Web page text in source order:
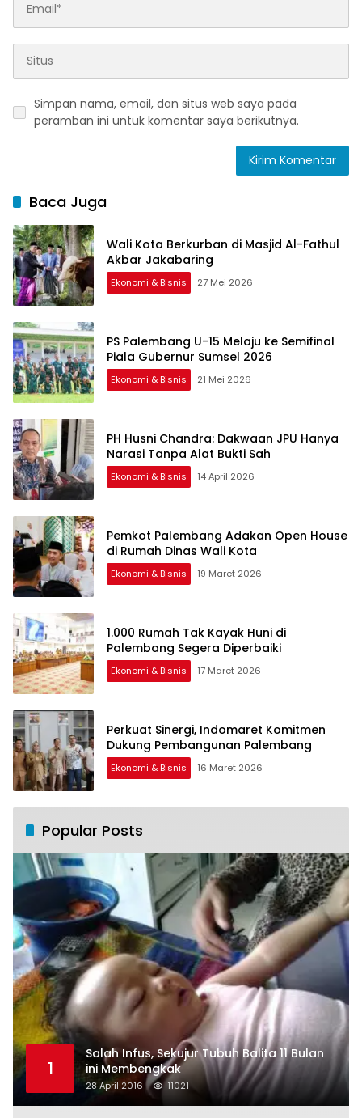
Simpan nama, email, dan situs web saya pada
peramban ini untuk komentar saya berikutnya.
Baca Juga
Wali Kota Berkurban di Masjid Al-Fathul
Akbar Jakabaring
Ekonomi & Bisnis 27 Mei 2026
PS Palembang U-15 Melaju ke Semifinal
Piala Gubernur Sumsel 2026
Ekonomi & Bisnis 21 Mei 2026
PH Husni Chandra: Dakwaan JPU Hanya
Narasi Tanpa Alat Bukti Sah
Ekonomi & Bisnis 14 April 2026
Pemkot Palembang Adakan Open House
di Rumah Dinas Wali Kota
Ekonomi & Bisnis 19 Maret 2026
1.000 Rumah Tak Kayak Huni di
Palembang Segera Diperbaiki
Ekonomi & Bisnis 17 Maret 2026
Perkuat Sinergi, Indomaret Komitmen
Dukung Pembangunan Palembang
Ekonomi & Bisnis 16 Maret 2026
Popular Posts
1
Salah Infus, Sekujur Tubuh Balita 11 Bulan
ini Membengkak
28 April 2016 11021